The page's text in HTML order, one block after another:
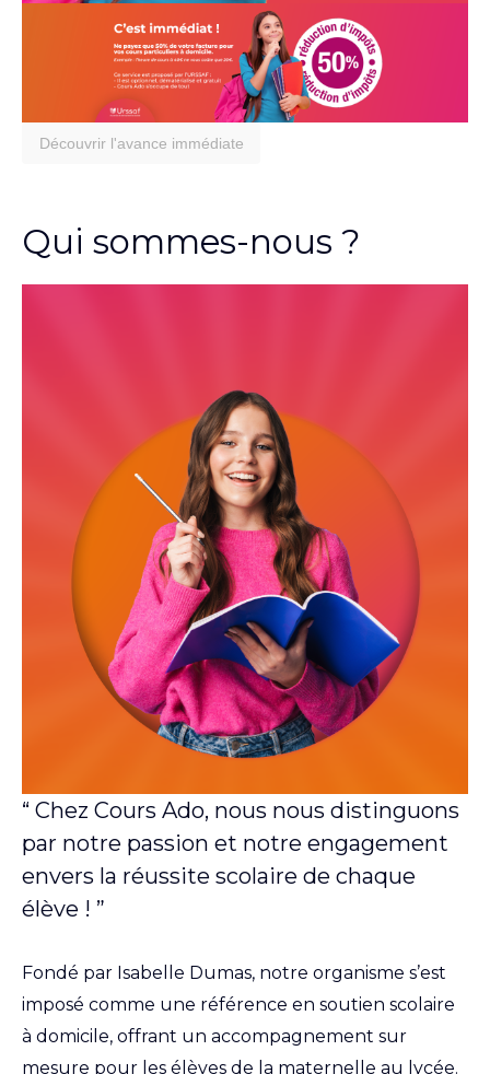
Découvrir l'avance immédiate
Qui sommes-nous ?
“ Chez Cours Ado, nous nous distinguons
par notre passion et notre engagement
envers la réussite scolaire de chaque
élève ! ”
Fondé par Isabelle Dumas, notre organisme s’est
imposé comme une référence en soutien scolaire
à domicile, offrant un accompagnement sur
mesure pour les élèves de la maternelle au lycée.